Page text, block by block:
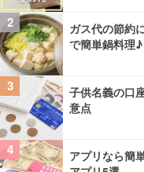
2
ガス代の節約
で簡単鍋料理♪
3
子供名義の口
意点
4
アプリなら簡